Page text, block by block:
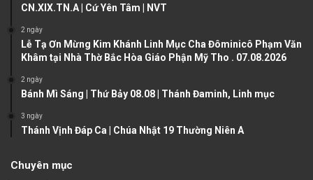
p
g
CN.XIX.TN.A | Cứ Yên Tâm | NVT
2 ngày
Lễ Tạ Ơn Mừng Kim Khánh Linh Mục Cha Đôminicô Phạm Văn
Khâm tại Nhà Thờ Bắc Hòa Giáo Phận Mỹ Tho . 07.08.2026
2 ngày
Bánh Mì Sáng | Thứ Bảy 08.08 | Thánh Đaminh, Linh mục
3 ngày
Thánh Vịnh Đáp Ca | Chúa Nhật 19 Thường Niên A
Chuyên mục